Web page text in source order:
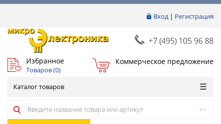
Вход| Регистрация
+7 (495) 105 96 88
Избранное
Товаров (0)
Коммерческое предложение
Каталог товаров